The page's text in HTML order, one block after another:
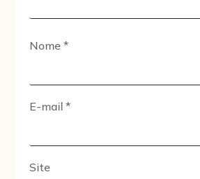
Nome*
E-mail*
Site